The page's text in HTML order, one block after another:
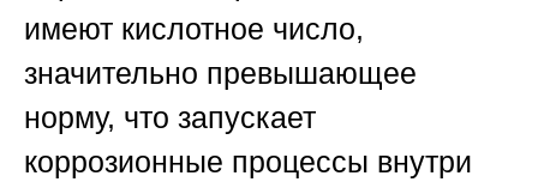
имеют кислотное число,
значительно превышающее
норму, что запускает
коррозионные процессы внутри